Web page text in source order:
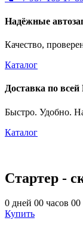
Надёжные
Качество,
Каталог
Доставка по всей
Быстро. Удобно.
Каталог
Стартер -
0 дней 00 часов 00
Купить